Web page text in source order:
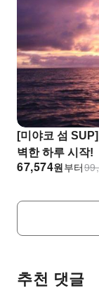
[미야코 섬
벽한 하루 시작!
원
67,574 부터
추천 댓글